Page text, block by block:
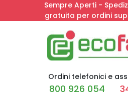
Sempre Aperti -
gratuita per ordini
Ordini telefonici e
800 926 054